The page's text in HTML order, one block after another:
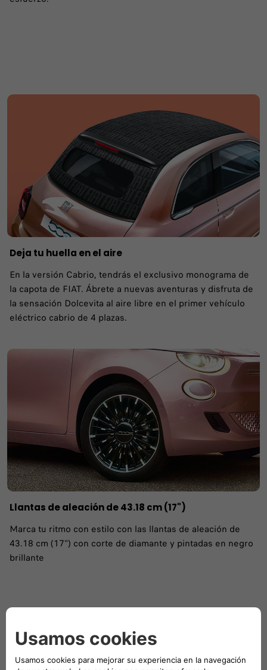
Deja tu huella en el aire
En la versión Cabrio, tendrás el exclusivo monograma de
la capota de FIAT. Ábrete a nuevas aventuras y disfruta de
la sensación Dolcevita al aire libre en el primer vehículo
eléctrico cabrio de 4 plazas.
Llantas de aleación de 43.18 cm (17")
Marca tu ritmo con estilo con las llantas de aleación de
43.18 cm (17") con corte de diamante y pintadas en negro
brillante
Packs